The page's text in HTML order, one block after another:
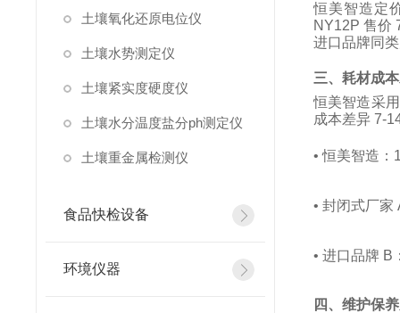
土壤氧化还原电位仪
土壤水势测定仪
土壤紧实度硬度仪
土壤水分温度盐分ph测定仪
土壤重金属检测仪
食品快检设备
环境仪器
恒美智造定
NY12P 售价
进口品牌同
三、耗材成
恒美智造采
成本差异 7-
• 恒美智造：
• 封闭式厂家
• 进口品牌 B
四、维护保